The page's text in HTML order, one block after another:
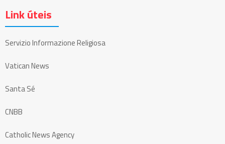
Link úteis
Servizio Informazione Religiosa
Vatican News
Santa Sé
CNBB
Catholic News Agency